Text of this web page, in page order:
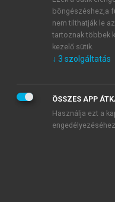
Általános
mersz.huoldalak
tudomásul veszem
böngészéshez,a
nem tilthatják le
tartoznak többek
kezelő sütik.
↓ 3 szolgáltatás
ÖSSZES APP
Használja ezt a